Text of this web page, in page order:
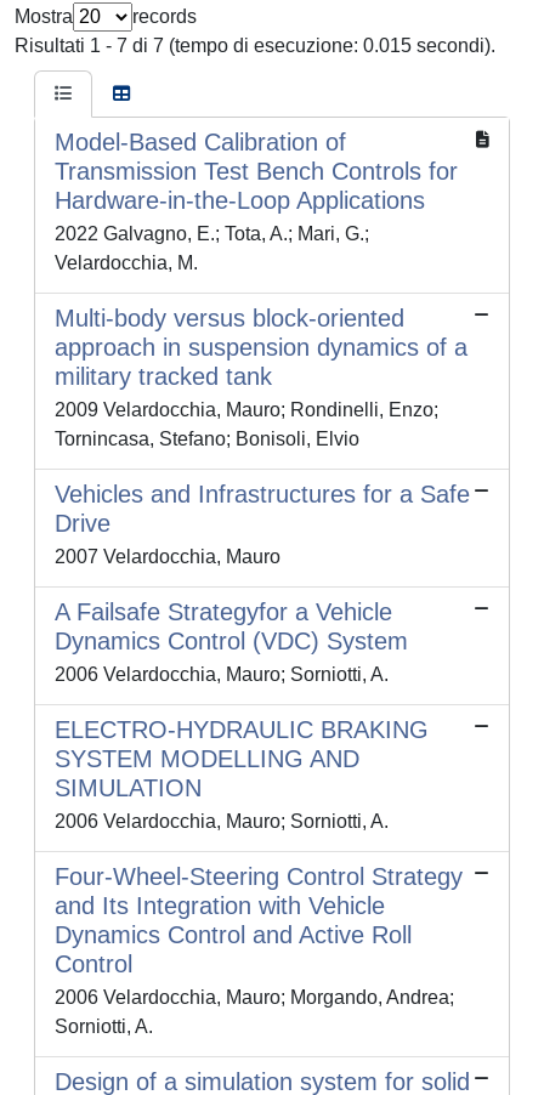
Mostra
records
Risultati 1 - 7 di 7 (tempo di esecuzione: 0.015 secondi).
Model-Based Calibration of
Transmission Test Bench Controls for
Hardware-in-the-Loop Applications
2022 Galvagno, E.; Tota, A.; Mari, G.;
Velardocchia, M.
Multi-body versus block-oriented
approach in suspension dynamics of a
military tracked tank
2009 Velardocchia, Mauro; Rondinelli, Enzo;
Tornincasa, Stefano; Bonisoli, Elvio
Vehicles and Infrastructures for a Safe
Drive
2007 Velardocchia, Mauro
A Failsafe Strategyfor a Vehicle
Dynamics Control (VDC) System
2006 Velardocchia, Mauro; Sorniotti, A.
ELECTRO-HYDRAULIC BRAKING
SYSTEM MODELLING AND
SIMULATION
2006 Velardocchia, Mauro; Sorniotti, A.
Four-Wheel-Steering Control Strategy
and Its Integration with Vehicle
Dynamics Control and Active Roll
Control
2006 Velardocchia, Mauro; Morgando, Andrea;
Sorniotti, A.
Design of a simulation system for solid